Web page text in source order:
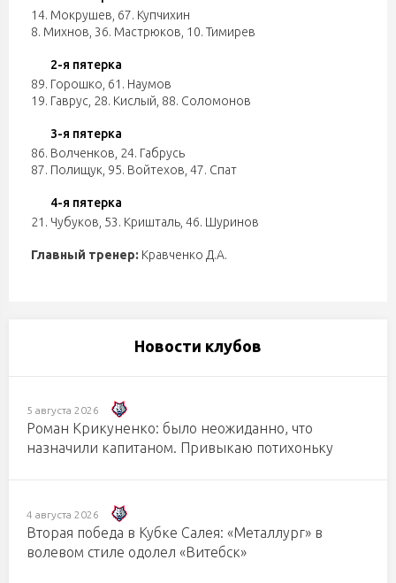
14. Мокрушев 67. Купчихин
8. Михнов 36. Мастрюков 10. Тимирев
2-я пятерка
89. Горошко 61. Наумов
19. Гаврус 28. Кислый 88. Соломонов
3-я пятерка
86. Волченков 24. Габрусь
87. Полищук 95. Войтехов 47. Спат
4-я пятерка
21. Чубуков 53. Кришталь 46. Шуринов
Главный тренер: Кравченко Д.А.
Новости клубов
5 августа 2026
Роман Крикуненко: было неожиданно, что
назначили капитаном. Привыкаю потихоньку
4 августа 2026
Вторая победа в Кубке Салея: «Металлург» в
волевом стиле одолел «Витебск»